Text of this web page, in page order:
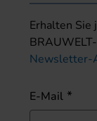
Erhalten Sie
Newsletter-
E-Mail